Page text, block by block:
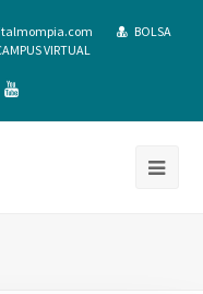
BOLSA
VIRTUAL